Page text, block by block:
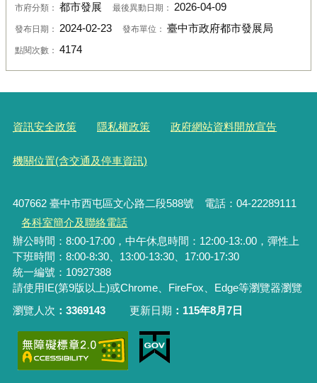
市府分類： 都市發展 最後異動日期： 2026-04-09
發布日期： 2024-02-23 發布單位： 臺中市政府都市發展局
點閱次數： 4174
資訊安全政策 隱私權政策 政府網站資料開放宣告
機關位置(含交通及停車資訊)
407662 臺中市西屯區文心路二段588號 電話：04-22289111
各科室簡介及聯絡電話
辦公時間：8:00-17:00，中午休息時間：12:00-13:.00，彈性上
下班時間：8:00-8:30、13:00-13:30、17:00-17:30
統一編號：10927388
請使用IE(第9版以上)或Chrome、FireFox、Edge等瀏覽器瀏覽
瀏覽人次
3369143 更新日期 115年8月7日